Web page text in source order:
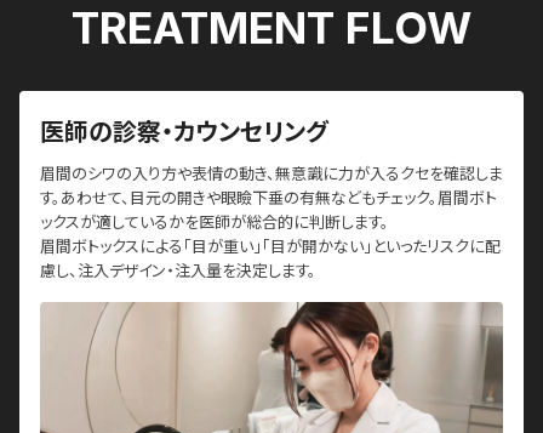
TREATMENT FLOW
医師の診察・カウンセリング
眉間のシワの入り方や表情の動き、無意識に力が入るクセを確認しま
す。あわせて、目元の開きや眼瞼下垂の有無などもチェック。 眉間ボト
ックスが適しているかを医師が総合的に判断します。
眉間ボトックスによる「目が重い」「目が開かない」といったリスクに配
慮し、注入デザイン・注入量を決定します。